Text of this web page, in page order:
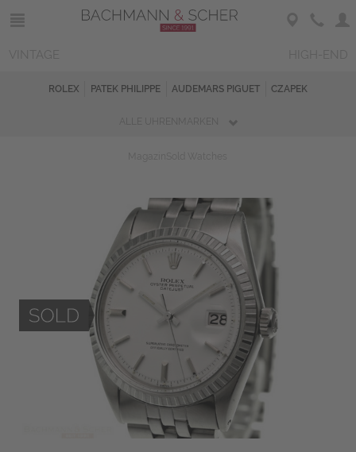
ROLEX PATEK PHILIPPE AUDEMARS PIGUET CZAPEK